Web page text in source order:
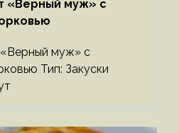
«Верный муж» с
муж» с
Тип: Закуски